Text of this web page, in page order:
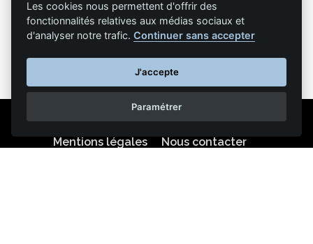
Retour à la liste des articles
Mentions légales
Nous contacter
Les cookies nous permettent d'offrir des
fonctionnalités relatives aux médias sociaux et
d'analyser notre trafic.Continuer sans accepter
J'accepte
Paramétrer